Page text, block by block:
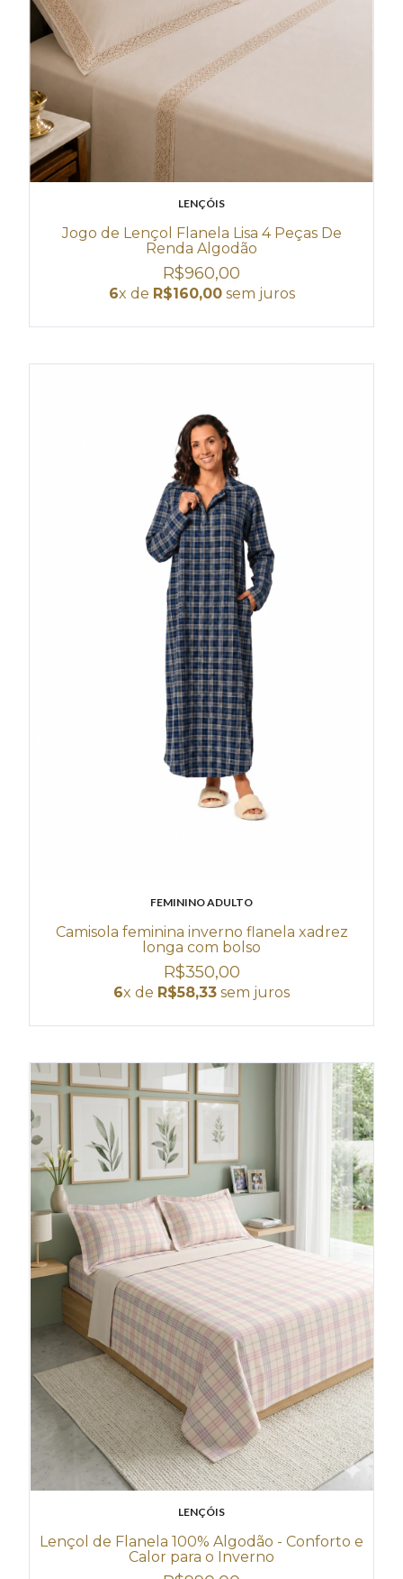
LENÇÓIS
Jogo de Lençol Flanela Lisa 4 Peças De
Renda Algodão
R$960,00
6x de R$160,00sem juros
FEMININO ADULTO
Camisola feminina inverno flanela xadrez
longa com bolso
R$350,00
6x de R$58,33 sem juros
LENÇÓIS
Lençol de Flanela 100% Algodão - Conforto e
Calor para o Inverno